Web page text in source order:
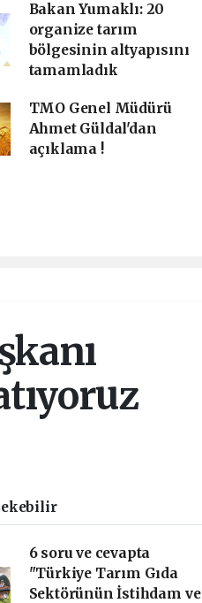
Bakan Yumaklı: 20
organize tarım
bölgesinin altyapısını
tamamladık
TMO Genel Müdürü
Ahmet Güldal'dan
açıklama !
6 soru ve cevapta
"Türkiye Tarım Gıda
Sektörünün İstihdam ve